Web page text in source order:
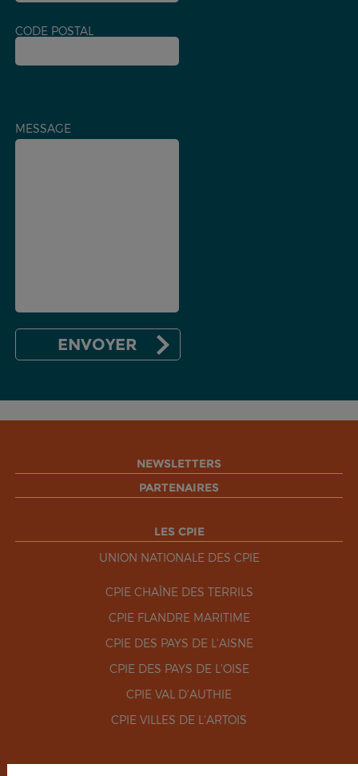
CODE POSTAL
MESSAGE
NEWSLETTERS
PARTENAIRES
LES CPIE
UNION NATIONALE DES CPIE
CPIE CHAÎNE DES TERRILS
CPIE FLANDRE MARITIME
CPIE DES PAYS DE L'AISNE
CPIE DES PAYS DE L'OISE
CPIE VAL D'AUTHIE
CPIE VILLES DE L'ARTOIS